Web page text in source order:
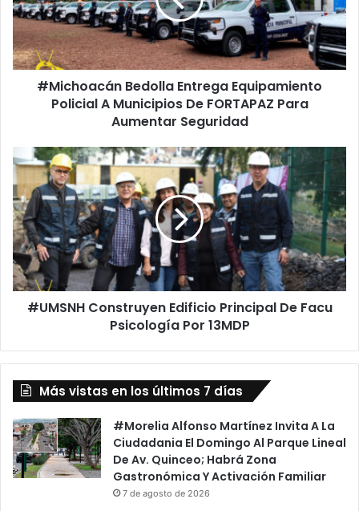
A
Municipios
De
FORTAPAZ
Aumentar
#Michoacán Bedolla Entrega Equipamiento
Policial A Municipios De FORTAPAZ Para
Aumentar Seguridad
#UMSNH
Construyen
Edificio
Principal
De
Facu
Psicología
Por
13MDP
#UMSNH Construyen Edificio Principal De Facu
Psicología Por 13MDP
Más vistas en los últimos 7 días
#Morelia Alfonso Martínez Invita A La
Ciudadania El Domingo Al Parque Lineal
De Av. Quinceo; Habrá Zona
Gastronómica Y Activación Familiar
7 de agosto de 2026